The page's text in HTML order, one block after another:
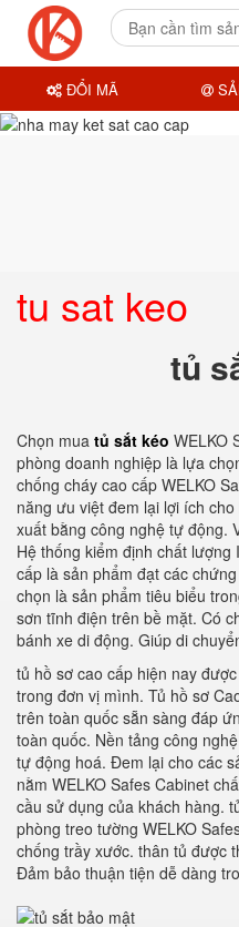
tu sat keo
tủ
Chọn mua tủ sắt kéo WELKO
phòng doanh nghiệp là lựa
chống cháy cao cấp WELKO
năng ưu việt đem lại lợi ích
xuất bằng công nghệ tự động.
Hệ thống kiểm định chất
cấp là sản phẩm đạt các
chọn là sản phẩm tiêu biểu
sơn tĩnh điện trên bề mặt. Có
bánh xe di động. Giúp di
tủ hồ sơ cao cấp hiện nay
trong đơn vị mình. Tủ hồ sơ
trên toàn quốc sẵn sàng đáp
toàn quốc. Nền tảng công
tự động hoá. Đem lại cho các
nằm WELKO Safes Cabinet
cầu sử dụng của khách hàng.
phòng treo tường WELKO
chống trầy xước. thân tủ được
Đảm bảo thuận tiện dễ dàng
ĐỔI MÃ